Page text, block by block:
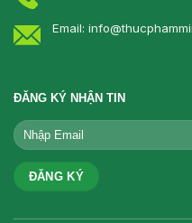
Email:
ĐĂNG KÝ NHẬN TIN